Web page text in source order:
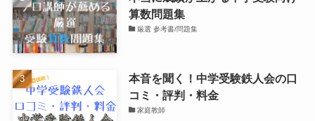
算数問題集
厳選 参考書/問題集
本音を聞く！中学受験鉄人会の口
コミ・評判・料金
家庭教師